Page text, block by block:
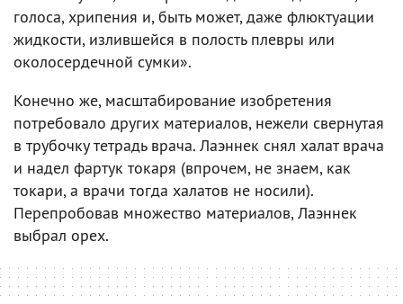
голоса, хрипения и, быть может, даже флюктуации
жидкости, излившейся в полость плевры или
околосердечной сумки».
Конечно же, масштабирование изобретения
потребовало других материалов, нежели свернутая
в трубочку тетрадь врача. Лаэннек снял халат врача
и надел фартук токаря (впрочем, не знаем, как
токари, а врачи тогда халатов не носили).
Перепробовав множество материалов, Лаэннек
выбрал орех.